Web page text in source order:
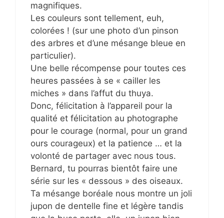
magnifiques.
Les couleurs sont tellement, euh,
colorées ! (sur une photo d’un pinson
des arbres et d’une mésange bleue en
particulier).
Une belle récompense pour toutes ces
heures passées à se « cailler les
miches » dans l’affut du thuya.
Donc, félicitation à l’appareil pour la
qualité et félicitation au photographe
pour le courage (normal, pour un grand
ours courageux) et la patience … et la
volonté de partager avec nous tous.
Bernard, tu pourras bientôt faire une
série sur les « dessous » des oiseaux.
Ta mésange boréale nous montre un joli
jupon de dentelle fine et légère tandis